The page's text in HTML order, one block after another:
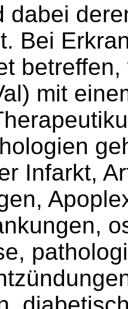
dabei
Bei
mit
Infarkt,